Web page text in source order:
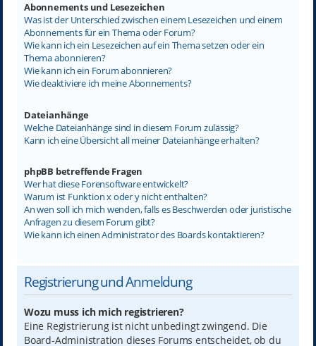
Abonnements und Lesezeichen
Was ist der Unterschied zwischen einem Lesezeichen und einem
Abonnements für ein Thema oder Forum?
Wie kann ich ein Lesezeichen auf ein Thema setzen oder ein
Thema abonnieren?
Wie kann ich ein Forum abonnieren?
Wie deaktiviere ich meine Abonnements?
Dateianhänge
Welche Dateianhänge sind in diesem Forum zulässig?
Kann ich eine Übersicht all meiner Dateianhänge erhalten?
phpBB betreffende Fragen
Wer hat diese Forensoftware entwickelt?
Warum ist Funktion x oder y nicht enthalten?
An wen soll ich mich wenden, falls es Beschwerden oder juristische
Anfragen zu diesem Forum gibt?
Wie kann ich einen Administrator des Boards kontaktieren?
Registrierung und Anmeldung
Wozu muss ich mich registrieren?
Eine Registrierung ist nicht unbedingt zwingend. Die
Board-Administration dieses Forums entscheidet, ob du